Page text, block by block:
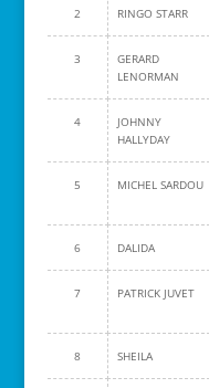
2 RINGO STARR
3
GERARD
LENORMAN
4
JOHNNY
HALLYDAY
5 MICHEL SARDOU
6 DALIDA
7 PATRICK JUVET
8 SHEILA